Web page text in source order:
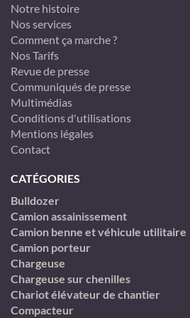
Notre histoire
Nos services
Comment ça marche ?
Nos Tarifs
Revue de presse
Communiqués de presse
Multimédias
Conditions d'utilisations
Mentions légales
Contact
CATÉGORIES
Bulldozer
Camion assainissement
Camion benne et véhicule utilitaire
Camion porteur
Chargeuse
Chargeuse sur chenilles
Chariot élévateur de chantier
Compacteur